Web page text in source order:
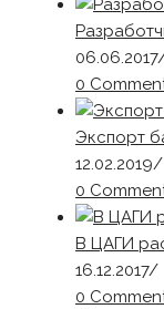
06.06.2017
0
Экспорт
12.02.2019/
0
В ЦАГИ
16.12.2017/
0